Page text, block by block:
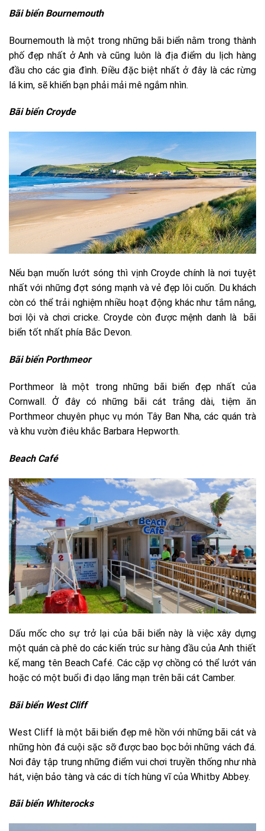
Bãi biển Bournemouth
Bournemouth là một trong những bãi biển nằm trong thành
phố đẹp nhất ở Anh và cũng luôn là địa điểm du lịch hàng
đầu cho các gia đình. Điều đặc biệt nhất ở đây là các rừng
lá kim, sẽ khiến bạn phải mải mê ngắm nhìn.
Bãi biển Croyde
Nếu bạn muốn lướt sóng thì vịnh Croyde chính là nơi tuyệt
nhất với những đợt sóng mạnh và vẻ đẹp lôi cuốn. Du khách
còn có thể trải nghiệm nhiều hoạt động khác như tắm nắng,
bơi lội và chơi cricke. Croyde còn được mệnh danh là bãi
biển tốt nhất phía Bắc Devon.
Bãi biển Porthmeor
Porthmeor là một trong những bãi biển đẹp nhất của
Cornwall. Ở đây có những bãi cát trắng dài, tiệm ăn
Porthmeor chuyên phục vụ món Tây Ban Nha, các quán trà
và khu vườn điêu khắc Barbara Hepworth.
Beach Café
Dấu mốc cho sự trở lại của bãi biển này là việc xây dựng
một quán cà phê do các kiến trúc sư hàng đầu của Anh thiết
kế, mang tên Beach Café. Các cặp vợ chồng có thể lướt ván
hoặc có một buổi đi dạo lãng mạn trên bãi cát Camber.
Bãi biển West Cliff
West Cliff là một bãi biển đẹp mê hồn với những bãi cát và
những hòn đá cuội sặc sỡ được bao bọc bởi những vách đá.
Nơi đây tập trung những điểm vui chơi truyền thống như nhà
hát, viện bảo tàng và các di tích hùng vĩ của Whitby Abbey.
Bãi biển Whiterocks